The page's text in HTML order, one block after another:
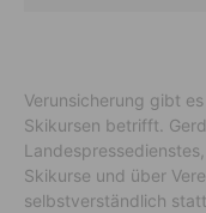
Verunsicherung gibt
Skikursen betrifft.
Skikurse und über
selbstverständlich